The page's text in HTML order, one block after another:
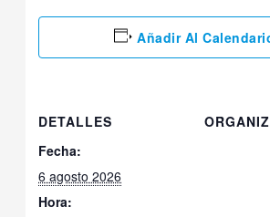
Añadir Al
DETALLES
Fecha:
6 agosto 2026
Hora: